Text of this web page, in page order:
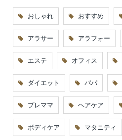
おしゃれ おすすめ
アラサー アラフォー
エステ オフィス
ダイエット パパ
プレママ ヘアケア
ボディケア マタニティ